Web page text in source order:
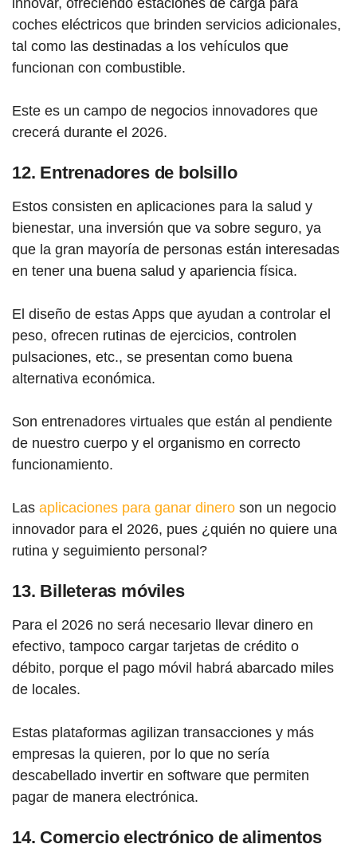
coches eléctricos que brinden servicios adicionales,
tal como las destinadas a los vehículos que
funcionan con combustible.
Este es un campo de negocios innovadores que
crecerá durante el 2026.
12. Entrenadores de bolsillo
Estos consisten en aplicaciones para la salud y
bienestar, una inversión que va sobre seguro, ya
que la gran mayoría de personas están interesadas
en tener una buena salud y apariencia física.
El diseño de estas Apps que ayudan a controlar el
peso, ofrecen rutinas de ejercicios, controlen
pulsaciones, etc., se presentan como buena
alternativa económica.
Son entrenadores virtuales que están al pendiente
de nuestro cuerpo y el organismo en correcto
funcionamiento.
Las aplicaciones para ganar dinero son un negocio
innovador para el 2026, pues ¿quién no quiere una
rutina y seguimiento personal?
13. Billeteras móviles
Para el 2026 no será necesario llevar dinero en
efectivo, tampoco cargar tarjetas de crédito o
débito, porque el pago móvil habrá abarcado miles
de locales.
Estas plataformas agilizan transacciones y más
empresas la quieren, por lo que no sería
descabellado invertir en software que permiten
pagar de manera electrónica.
14. Comercio electrónico de alimentos